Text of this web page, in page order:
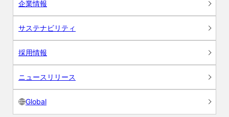
企業情報
サステナビリティ
採用情報
ニュースリリース
Global